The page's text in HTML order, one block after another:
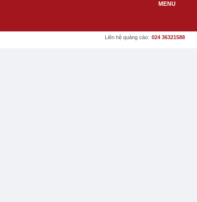
Liên hệ quảng cáo: 024 36321588